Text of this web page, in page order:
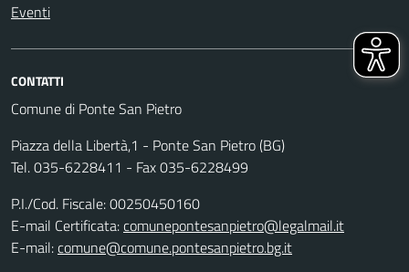
Eventi
CONTATTI
Comune di Ponte San Pietro
Piazza della Libertà,1 - Ponte San Pietro (BG)
Tel. 035-6228411 - Fax 035-6228499
P.I./Cod. Fiscale: 00250450160
E-mail Certificata:comunepontesanpietro@legalmail.it
E-mail:comune@comune.pontesanpietro.bg.it